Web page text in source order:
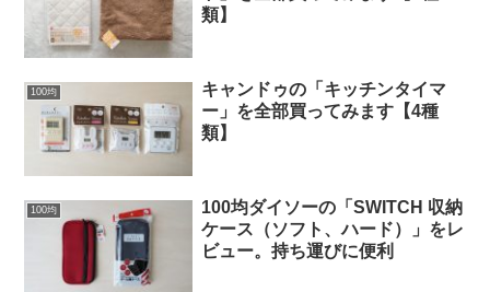
類】
100均
キャンドゥの「キッチンタイマ
ー」を全部買ってみます【4種
類】
100均
100均ダイソーの「SWITCH 収納
ケース（ソフト、ハード）」をレ
ビュー。持ち運びに便利